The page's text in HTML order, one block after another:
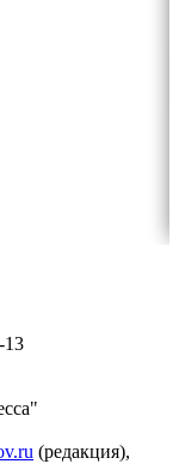
13
(редакция),